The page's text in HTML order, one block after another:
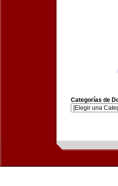
Categorías de